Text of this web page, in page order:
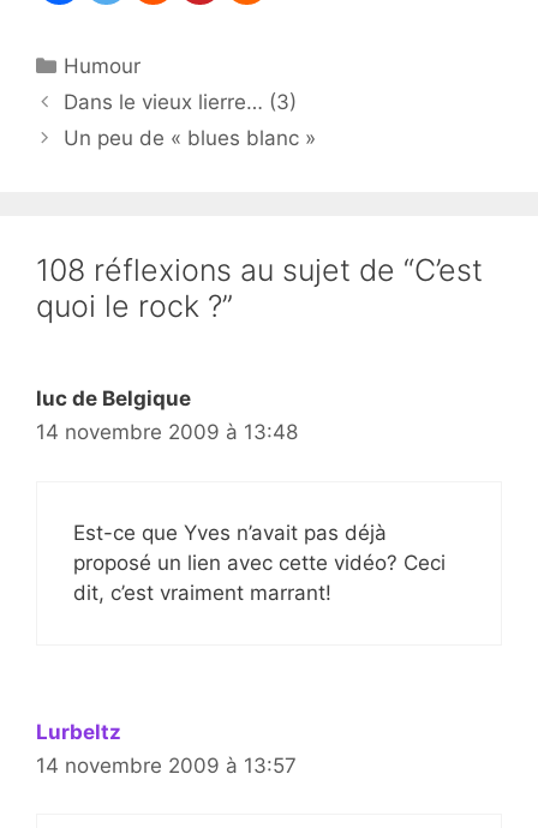
Catégories
Humour
Dans le vieux lierre… (3)
Un peu de « blues blanc »
108 réflexions au sujet de “C’est
quoi le rock ?”
luc de Belgique
14 novembre 2009 à 13:48
Est-ce que Yves n’avait pas déjà
proposé un lien avec cette vidéo? Ceci
dit, c’est vraiment marrant!
Lurbeltz
14 novembre 2009 à 13:57